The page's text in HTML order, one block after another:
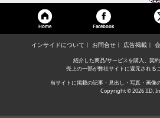
Home Facebook
インサイドについて お問合せ 広告掲載
紹介した商品/サービスを購入、契約
売上の一部が弊社サイトに還元される
当サイトに掲載の記事・見出し・写真・画像
Copyright © 2026 IID,